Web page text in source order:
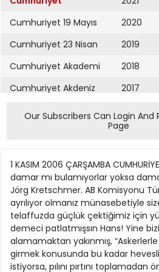
Cumhuriyet 19 Mayıs
Cumhuriyet 23 Nisan
Cumhuriyet Akademi
Cumhuriyet Akdeniz
Cumhuriyet Alışveriş
Cumhuriyet Ankara
Cumhuriyet Büyük
Taaruz
Cumhuriyet
Cumartesi
Cumhuriyet Çevre
2020
2019
2018
2017
2016
2015
2013
2012
2011
2010
2009
Our Subscribers Can Login And
Page
1 KASIM 2006 ÇARŞAMBA CUMHURİYET SAYFA 17 Damardan İlker Çamkır: “Hani AKP, yolsuzluklara damardan giriyordu? YİMPAŞ’ta girecek damar mı bulamıyorlar yoksa damarları tıkalı mı!” BOTAŞ, iflasın eşiğine gelmiş... “Kemal Abi’nin gözü aydın!” SAYIN Bay Büyükelçi Hans Jörg Kretschmer. AB Komisyonu Türkiye Delegasyonu Başkanı. Sayın Kretschmer ; dört yıllık görev sürenizi tamamlayıp Türkiye’den ayrılıyor olmanız münasebetiyle size bu mektubu yazıyorum. Biz Türkler, birkaç ünsüz harf yan yana gelince “kretschmer” gibi kelimeleri telaffuzda güçlük çektiğimiz için yüksek müsaadelerinizle izin verirseniz size kısaca Hans demek istiyorum. Bakıyorum da giderayak demeci patlatmışsın Hans! Yine bizim askerleri suçlamış; dört yıldır randevu talep ettiğin halde komutanlarımızdan yanıt bile alamamaktan yakınmış, “Askerlerle ilişkimi tarif etmek gerekirse basitçe ‘hiç yok’ demem gerekiyor” demişsin. Askerlerimizle ilişkiye girmek konusunda bu kadar hevesli olduğunu doğrusu bilmiyordum. PANO DENİZ KAVUKÇUOĞLU Mektup Canın karavana yemek istiyorsa, pılını pırtını toplamadan önce Ankara’daki işbirlikçi dostlarına söyle seni bir lokantaya götürsünler kuru fasulye pilav yedirsinler; üstüne de bir tas hoşaf içirsinler. Fakat Hans... Senin derdin karavana yemek olmayabilir. Çünkü Türkiye’de kaldığın süre içinde yediğin herzeler sana yetmiş olmalı. Hans, hatırlıyor musun? Patlattığın demeçlerden birinde Türk Silahlı Kuvvetleri’nden hesap sorulamadığını söylemiş; Kapadokya’da gezerken de sivil otorite ile Türk Silahlı Kuvvetleri arasındaki ilişkinin, AB üyesi ülkelerdeki düzeyde olması gerektiğini bildirmiştin. Âlem adamsın sen Hans! Türkiye’ye yoksul turistler geliyormuş. Eee, para parayı, yoksul yoksulu çeker! Davet Işık İşgüden: “Mehmet Barlas, Çankaya’daki Cumhuriyet Bayramı resepsiyonuna sıkmabaşlı hanımların ve Nobelli yazarın da davet edilmesini istiyor. Apo’yu, cüppeli Ahmet Hoca’yı, Fethullah Hocafendi’yi unutmuş!” Bizim komutanlardan randevu isteyeceğine, eline bir buket çiçek alıp, terörün bedenlerini parçaladığı askerlerimizin tedavi edildiği Ankara’daki sağlık merkezine bir uğrasaydın ya Hans. Askerlere hesap sorulamıyormuş... Bacağını, kolunu, gözünü yitirmiş askerlerimize hesap sorsaydın ya! Sivil otorite ile askerlerin ilişkisi AB düzeyinde değilmiş. Ulan Hans güldürme insanı! Senin ve senin gibilerin ülkesindeki askerler ya başta Ortadoğu olmak üzere dünyayı sömürmek uğruna ölüyorlar ya da gerisini boş ver, sen daha iyi bilirsin! Evet Hans... Görevin bitmiş Türkiye’den gidiyormuşsun. Anca gidersin!